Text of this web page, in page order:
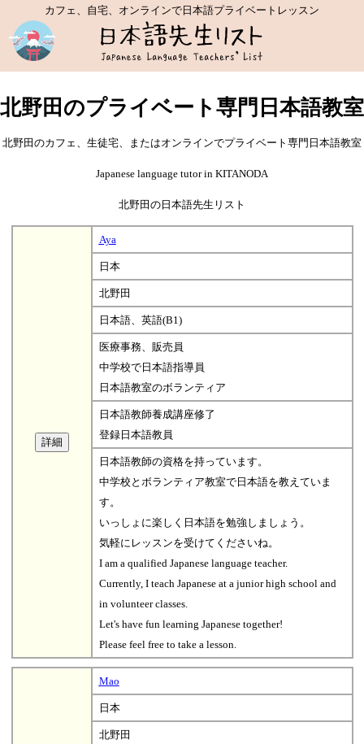
カフェ、自宅、オンラインで日本語プライベートレッスン
北野田のプライベート専門日本語教室
北野田のカフェ、生徒宅、またはオンラインでプライベート専門日本語教室
Japanese language tutor in KITANODA
北野田の日本語先生リスト
Aya
日本
北野田
日本語、英語(B1)
医療事務、販売員
中学校で日本語指導員
日本語教室のボランティア
日本語教師養成講座修了
登録日本語教員
日本語教師の資格を持っています。
中学校とボランティア教室で日本語を教えていま
す。
いっしょに楽しく日本語を勉強しましょう。
気軽にレッスンを受けてくださいね。
I am a qualified Japanese language teacher.
Currently, I teach Japanese at a junior high school and
in volunteer classes.
Let's have fun learning Japanese together!
Please feel free to take a lesson.
Mao
日本
北野田